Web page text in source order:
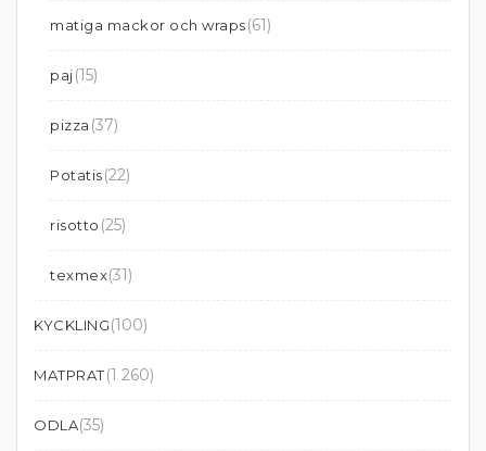
matiga mackor och wraps(61)
paj(15)
pizza (37)
Potatis(22)
risotto (25)
texmex(31)
KYCKLING(100)
MATPRAT(1 260)
ODLA(35)